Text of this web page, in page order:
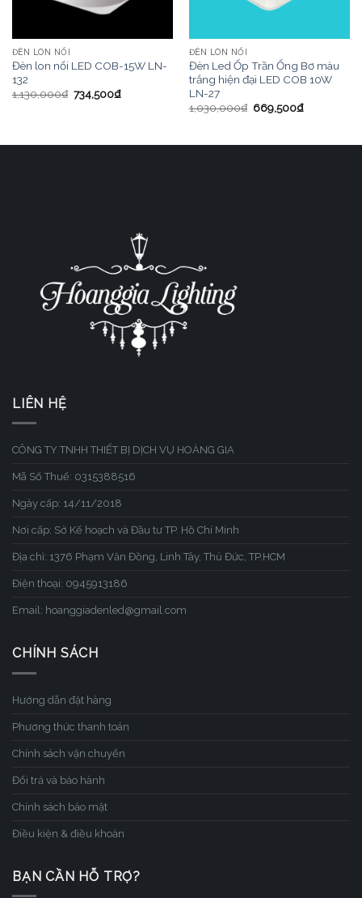
ĐÈN LON NỔI
Đèn lon nổi LED COB-15W LN-
132
1,130,000₫ 734,500₫
ĐÈN LON NỔI
Đèn Led Ốp Trần Ống Bơ màu
trắng hiện đại LED COB 10W
LN-27
1,030,000₫ 669,500₫
LIÊN HỆ
CÔNG TY TNHH THIẾT BỊ DỊCH VỤ HOÀNG GIA
Mã Số Thuế: 0315388516
Ngày cấp: 14/11/2018
Nơi cấp: Sở Kế hoạch và Đầu tư TP. Hồ Chí Minh
Địa chỉ: 1376 Phạm Văn Đồng, Linh Tây, Thủ Đức, TP.HCM
Điện thoại: 0945913186
Email: hoanggiadenled@gmail.com
CHÍNH SÁCH
Hướng dẫn đặt hàng
Phương thức thanh toán
Chính sách vận chuyển
Đổi trả và bảo hành
Chính sách bảo mật
Điều kiện & điều khoản
BẠN CẦN HỖ TRỢ?